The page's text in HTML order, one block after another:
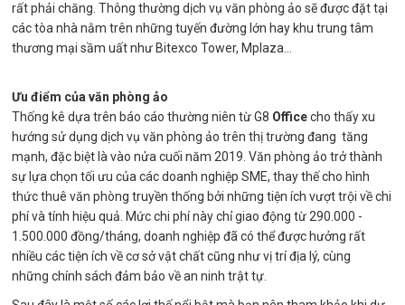
rất phải chăng. Thông thường dịch vụ văn phòng ảo sẽ được đặt tại
các tòa nhà nằm trên những tuyến đường lớn hay khu trung tâm
thương mại sầm uất như Bitexco Tower, Mplaza...
Ưu điểm của văn phòng ảo
Thống kê dựa trên báo cáo thường niên từ G8 Officecho thấy xu
hướng sử dụng dịch vụ văn phòng ảo trên thị trường đang tăng
mạnh, đặc biệt là vào nửa cuối năm 2019. Văn phòng ảo trở thành
sự lựa chọn tối ưu của các doanh nghiệp SME, thay thế cho hình
thức thuê văn phòng truyền thống bởi những tiện ích vượt trội về chi
phí và tính hiệu quả. Mức chi phí này chỉ giao động từ 290.000 -
1.500.000 đồng/tháng, doanh nghiệp đã có thể được hưởng rất
nhiều các tiện ích về cơ sở vật chất cũng như vị trí địa lý, cùng
những chính sách đảm bảo về an ninh trật tự.